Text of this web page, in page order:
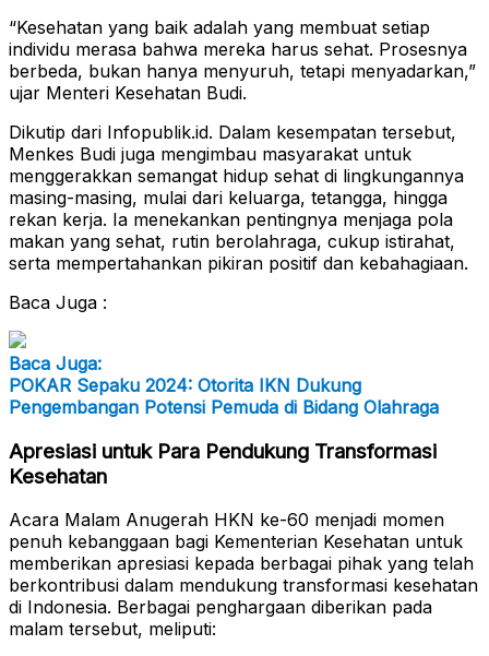
“Kesehatan yang baik adalah yang membuat setiap
individu merasa bahwa mereka harus sehat. Prosesnya
berbeda, bukan hanya menyuruh, tetapi menyadarkan,”
ujar Menteri Kesehatan Budi.
Dikutip dari Infopublik.id. Dalam kesempatan tersebut,
Menkes Budi juga mengimbau masyarakat untuk
menggerakkan semangat hidup sehat di lingkungannya
masing-masing, mulai dari keluarga, tetangga, hingga
rekan kerja. Ia menekankan pentingnya menjaga pola
makan yang sehat, rutin berolahraga, cukup istirahat,
serta mempertahankan pikiran positif dan kebahagiaan.
Baca Juga :
Baca Juga:
POKAR Sepaku 2024: Otorita IKN Dukung
Pengembangan Potensi Pemuda di Bidang Olahraga
Apresiasi untuk Para Pendukung Transformasi
Kesehatan
Acara Malam Anugerah HKN ke-60 menjadi momen
penuh kebanggaan bagi Kementerian Kesehatan untuk
memberikan apresiasi kepada berbagai pihak yang telah
berkontribusi dalam mendukung transformasi kesehatan
di Indonesia. Berbagai penghargaan diberikan pada
malam tersebut, meliputi: